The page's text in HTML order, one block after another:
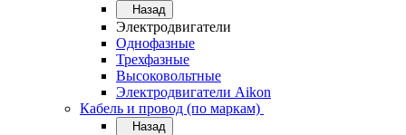
Назад
Электродвигатели
Однофазные
Трехфазные
Высоковольтные
Электродвигатели Aikon
Кабель и провод (по маркам)
Назад